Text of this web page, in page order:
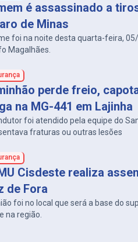
é assassinado a
de Minas
foi na noite desta quarta-feira,
Magalhães.
perde freio,
na MG-441 em Lajinha
foi atendido pela equipe do
fraturas ou outras lesões
Cisdeste realiza
de Fora
foi no local que será a base do
na região.